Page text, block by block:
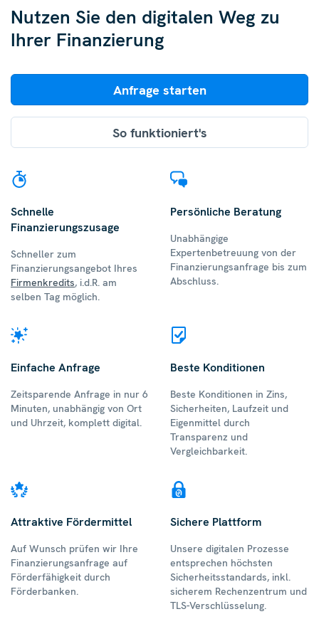
Nutzen Sie den digitalen Weg zu
Ihrer Finanzierung
Anfrage starten
So funktioniert's
Schnelle
Finanzierungszusage
Schneller zum
Finanzierungsangebot Ihres
Firmenkredits, i.d.R. am
selben Tag möglich.
Persönliche Beratung
Unabhängige
Expertenbetreuung von der
Finanzierungsanfrage bis zum
Abschluss.
Einfache Anfrage
Zeitsparende Anfrage in nur 6
Minuten, unabhängig von Ort
und Uhrzeit, komplett digital.
Beste Konditionen
Beste Konditionen in Zins,
Sicherheiten, Laufzeit und
Eigenmittel durch
Transparenz und
Vergleichbarkeit.
Attraktive Fördermittel
Auf Wunsch prüfen wir Ihre
Finanzierungsanfrage auf
Förderfähigkeit durch
Förderbanken.
Sichere Plattform
Unsere digitalen Prozesse
entsprechen höchsten
Sicherheitsstandards, inkl.
sicherem Rechenzentrum und
TLS-Verschlüsselung.